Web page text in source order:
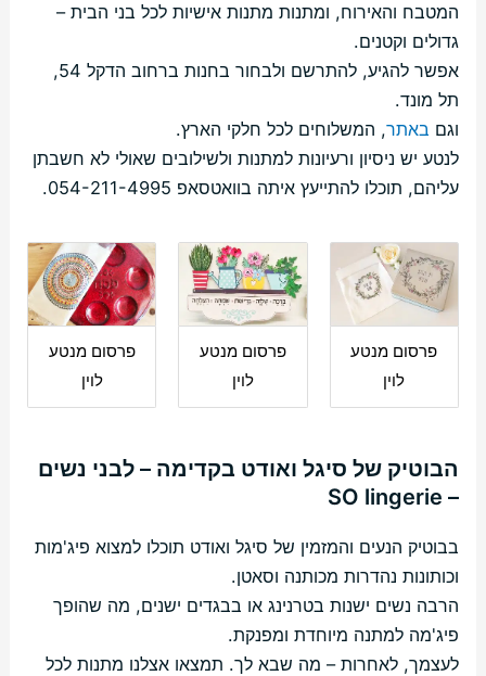
המטבח והאירוח, ומתנות מתנות אישיות לכל בני הבית –
גדולים וקטנים.
אפשר להגיע, להתרשם ולבחור בחנות ברחוב הדקל 54,
תל מונד.
וגם באתר, המשלוחים לכל חלקי הארץ.
לנטע יש ניסיון ורעיונות למתנות ולשילובים שאולי לא חשבתן
עליהם, תוכלו להתייעץ איתה בוואטסאפ 054-211-4995.
פרסום מנטע
לוין
פרסום מנטע
לוין
פרסום מנטע
לוין
הבוטיק של סיגל ואודט בקדימה – לבני נשים
– SO lingerie
בבוטיק הנעים והמזמין של סיגל ואודט תוכלו למצוא פיג'מות
וכותונות נהדרות מכותנה וסאטן.
הרבה נשים ישנות בטרנינג או בבגדים ישנים, מה שהופך
פיג'מה למתנה מיוחדת ומפנקת.
לעצמך, לאחרות – מה שבא לך. תמצאו אצלנו מתנות לכל